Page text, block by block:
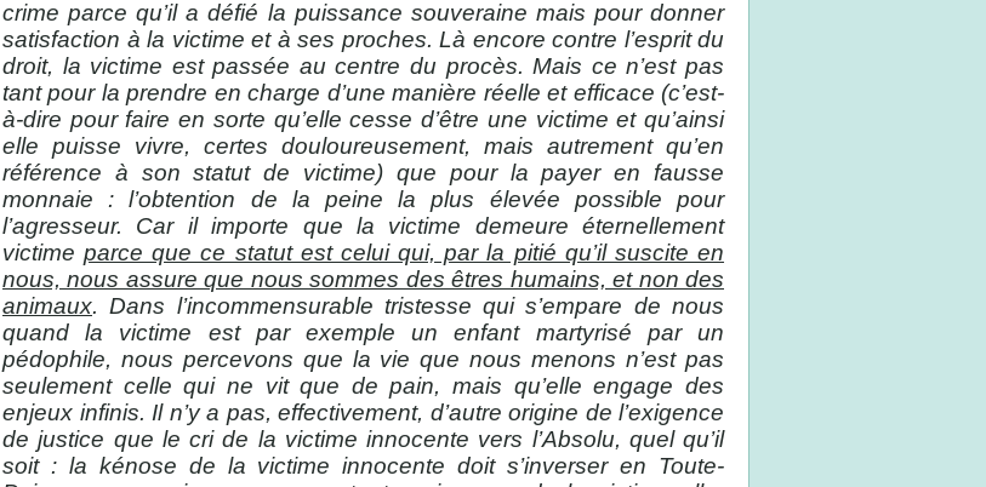
crime parce qu’il a défié la puissance souveraine mais pour donner
satisfaction à la victime et à ses proches. Là encore contre l’esprit du
droit, la victime est passée au centre du procès. Mais ce n’est pas
tant pour la prendre en charge d’une manière réelle et efficace (c’est-
à-dire pour faire en sorte qu’elle cesse d’être une victime et qu’ainsi
elle puisse vivre, certes douloureusement, mais autrement qu’en
référence à son statut de victime) que pour la payer en fausse
monnaie : l’obtention de la peine la plus élevée possible pour
l’agresseur. Car il importe que la victime demeure éternellement
victimeparce que ce statut est celui qui, par la pitié qu’il suscite en
nous, nous assure que nous sommes des êtres humains, et non des
animaux. Dans l’incommensurable tristesse qui s’empare de nous
quand la victime est par exemple un enfant martyrisé par un
pédophile, nous percevons que la vie que nous menons n’est pas
seulement celle qui ne vit que de pain, mais qu’elle engage des
enjeux infinis. Il n’y a pas, effectivement, d’autre origine de l’exigence
de justice que le cri de la victime innocente vers l’Absolu, quel qu’il
soit : la kénose de la victime innocente doit s’inverser en Toute-